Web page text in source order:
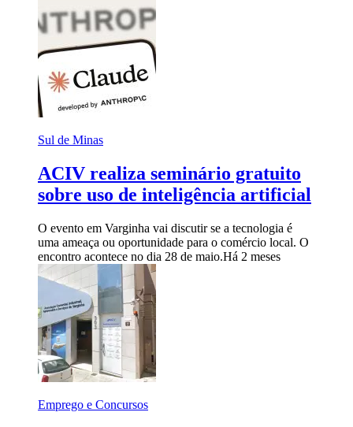
Sul de Minas
ACIV realiza seminário gratuito
sobre uso de inteligência artificial
O evento em Varginha vai discutir se a tecnologia é
uma ameaça ou oportunidade para o comércio local. O
encontro acontece no dia 28 de maio.Há 2 meses
Emprego e Concursos